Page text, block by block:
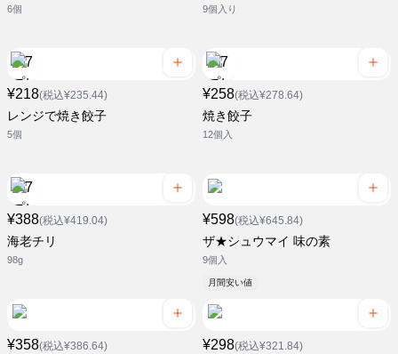
6個 9個入り
¥218(税込¥235.44)
レンジで焼き餃子
5個
¥258(税込¥278.64)
焼き餃子
12個入
¥388(税込¥419.04)
海老チリ
98g
¥598(税込¥645.84)
ザ★シュウマイ 味の素
9個入
月間安い値
¥358(税込¥386.64) ¥298(税込¥321.84)